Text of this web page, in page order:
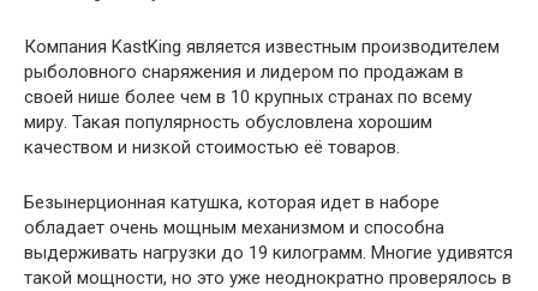
Компания KastKing является известным производителем
рыболовного снаряжения и лидером по продажам в
своей нише более чем в 10 крупных странах по всему
миру. Такая популярность обусловлена хорошим
качеством и низкой стоимостью её товаров.
Безынерционная катушка, которая идет в наборе
обладает очень мощным механизмом и способна
выдерживать нагрузки до 19 килограмм. Многие удивятся
такой мощности, но это уже неоднократно проверялось в